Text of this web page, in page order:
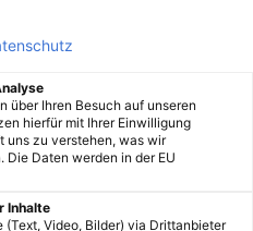
über Ihren Besuch auf unseren
hierfür mit Ihrer Einwilligung
uns zu verstehen, was wir
Die Daten werden in der EU
Inhalte
(Text, Video, Bilder) via Drittanbieter